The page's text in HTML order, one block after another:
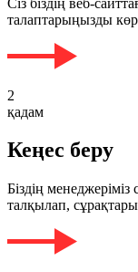
талаптарыңызды
2
қадам
Кеңес беру
Біздің
талқылап,